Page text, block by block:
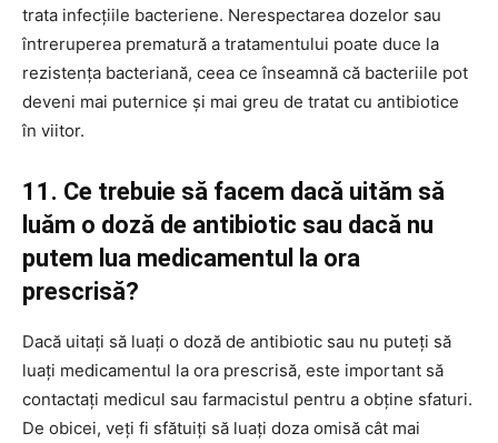
trata infecțiile bacteriene. Nerespectarea dozelor sau
întreruperea prematură a tratamentului poate duce la
rezistența bacteriană, ceea ce înseamnă că bacteriile pot
deveni mai puternice și mai greu de tratat cu antibiotice
în viitor.
11. Ce trebuie să facem dacă uităm să
luăm o doză de antibiotic sau dacă nu
putem lua medicamentul la ora
prescrisă?
Dacă uitați să luați o doză de antibiotic sau nu puteți să
luați medicamentul la ora prescrisă, este important să
contactați medicul sau farmacistul pentru a obține sfaturi.
De obicei, veți fi sfătuiți să luați doza omisă cât mai